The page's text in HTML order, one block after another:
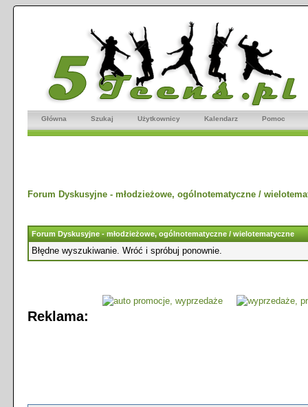
Główna Szukaj Użytkownicy Kalendarz Pomoc
Forum Dyskusyjne - młodzieżowe, ogólnotematyczne /
Forum Dyskusyjne - młodzieżowe, ogólnotematyczne / wielotematyczne
Błędne wyszukiwanie. Wróć i spróbuj ponownie.
Reklama: